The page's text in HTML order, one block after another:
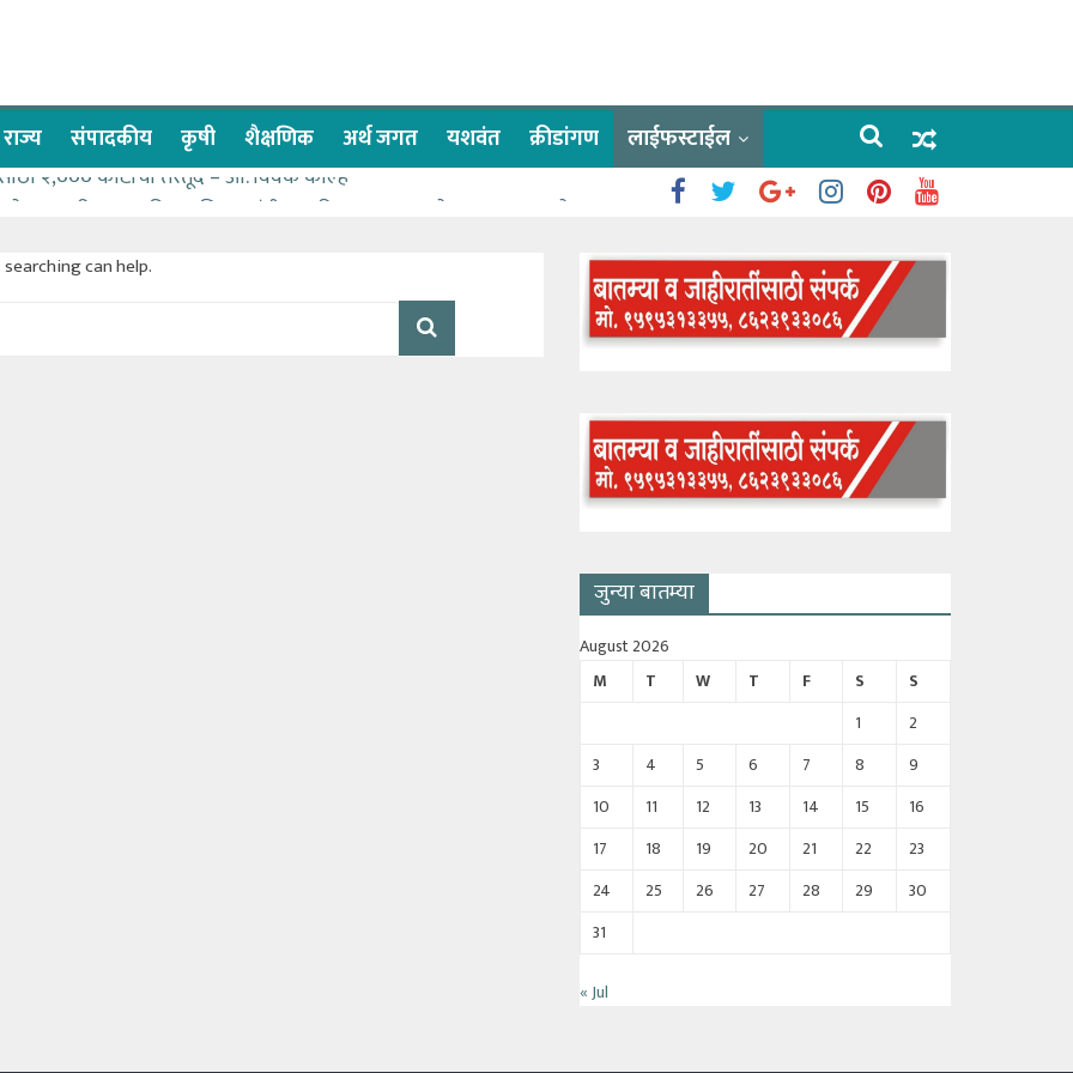
राज्य संपादकीय कृषी शैक्षणिक अर्थ जगत यशवंत क्रीडांगण लाईफस्टाईल
२,००० कोटींची तरतूद – आ. विवेक कोल्हे
देश-विदेशातील दिड लाखाहून अधिक भाविकांनी घेतले ओम गुरूदेव माऊलींचे दर्शन
नागरिकांना संजीवनी युवा प्रतिष्ठानचा मदतीचा हात
पण्याने मतदारसंघातील बंधारे भरून द्यावे -आमदार कोल्हे
can help.
जुन्या बातम्या
August 2026
M
T W T F S
S
1
2
3
4 5 6 7 8
9
10
11 12 13 14 15
16
17
18 19 20 21 22
23
24
25 26 27 28 29
30
31
« Jul